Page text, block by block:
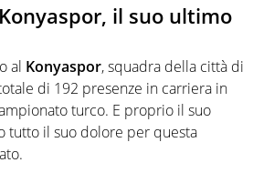
il suo ultimo
al Konyaspor, squadra della città di
di 192 presenze in carriera in
turco. E proprio il suo
tutto il suo dolore per questa